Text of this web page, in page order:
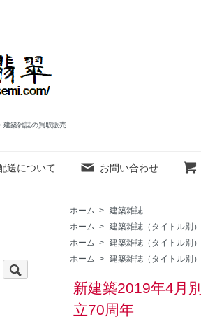
建築雑誌の買取販売
送について お問い合わせ
ホーム > 建築雑誌
ホーム > 建築雑誌（タイトル別）
ホーム > 建築雑誌（タイトル別）
ホーム > 建築雑誌（タイトル別）
新建築2019年4月
立70周年